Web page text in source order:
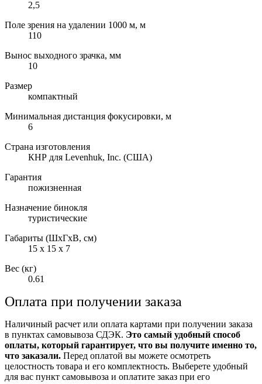
2,5
Поле зрения на удалении 1000 м, м
110
Вынос выходного зрачка, мм
10
Размер
компактный
Минимальная дистанция фокусировки, м
6
Страна изготовления
КНР для Levenhuk, Inc. (США)
Гарантия
пожизненная
Назначение бинокля
туристические
Габариты (ШxГxВ, см)
15 x 15 x 7
Вес (кг)
0.61
Оплата при получении заказа
Наличиный расчет или оплата картами при получении заказа
в пунктах самовывоза СДЭК. Это самый удобный способ
оплаты, который гарантирует, что вы получите именно то,
что заказали. Перед оплатой вы можете осмотреть
целостность товара и его комплектность. Выберете удобный
для вас пункт самовывоза и оплатите заказ при его